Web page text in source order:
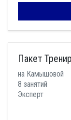
Пакет
на Камышовой
8 занятий
Эксперт